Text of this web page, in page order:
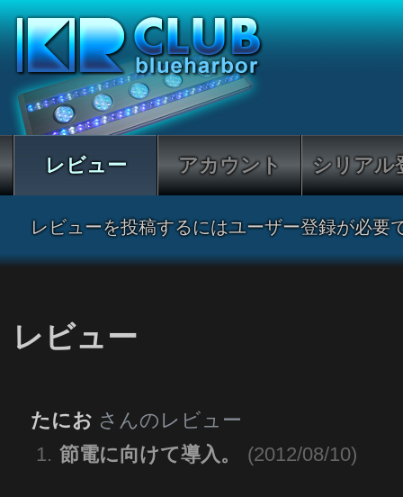
レビュー
たにお さんのレビュー
節電に向けて導入。
(2012/08/10)
レビュー アカウント シリアル
レビューを投稿するにはユーザー登録が必要